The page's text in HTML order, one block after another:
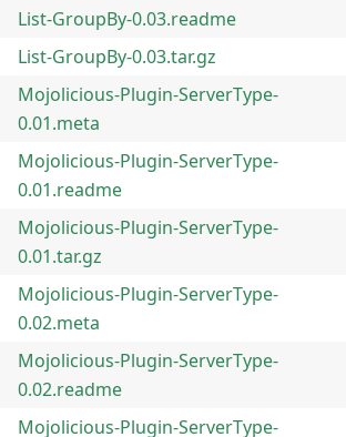
List-GroupBy-0.03.readme
List-GroupBy-0.03.tar.gz
Mojolicious-Plugin-ServerType-
0.01.meta
Mojolicious-Plugin-ServerType-
0.01.readme
Mojolicious-Plugin-ServerType-
0.01.tar.gz
Mojolicious-Plugin-ServerType-
0.02.meta
Mojolicious-Plugin-ServerType-
0.02.readme
Mojolicious-Plugin-ServerType-